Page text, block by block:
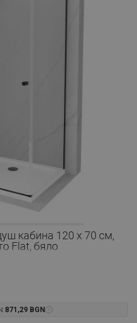
кабина 120 x 70 см,
Flat, бяло
871,29 BGN